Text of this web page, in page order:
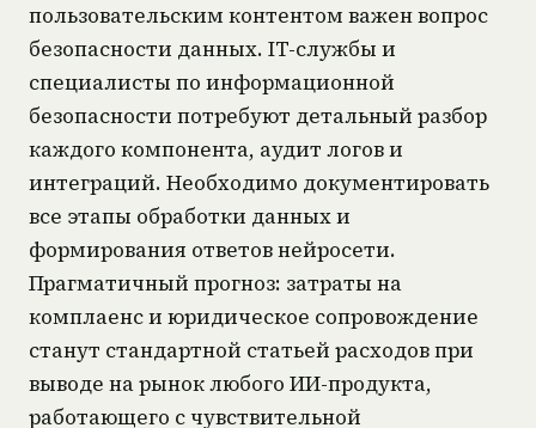
пользовательским контентом важен вопрос
безопасности данных. IT-службы и
специалисты по информационной
безопасности потребуют детальный разбор
каждого компонента, аудит логов и
интеграций. Необходимо документировать
все этапы обработки данных и
формирования ответов нейросети.
Прагматичный прогноз: затраты на
комплаенс и юридическое сопровождение
станут стандартной статьей расходов при
выводе на рынок любого ИИ-продукта,
работающего с чувствительной